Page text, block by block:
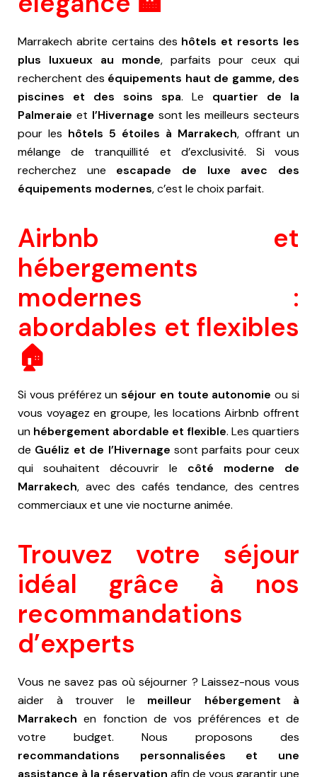
Marrakech abrite certains des hôtels et resorts les
plus luxueux au monde, parfaits pour ceux qui
recherchent des équipements haut de gamme, des
piscines et des soins spa. Le quartier de la
Palmeraie et l’Hivernage sont les meilleurs secteurs
pour les hôtels 5 étoiles à Marrakech, offrant un
mélange de tranquillité et d’exclusivité. Si vous
recherchez une escapade de luxe avec des
équipements modernes, c’est le choix parfait.
Airbnb et
hébergements
modernes :
abordables et flexibles
🏠
Si vous préférez unséjour en toute autonomie ou si
vous voyagez en groupe, les locations Airbnb offrent
un hébergement abordable et flexible. Les quartiers
de Guéliz et de l’Hivernage sont parfaits pour ceux
qui souhaitent découvrir le côté moderne de
Marrakech, avec des cafés tendance, des centres
commerciaux et une vie nocturne animée.
Trouvez votre séjour
idéal grâce à nos
recommandations
d’experts
Vous ne savez pas où séjourner ? Laissez-nous vous
aider à trouver le meilleur hébergement à
Marrakech en fonction de vos préférences et de
votre budget. Nous proposons des
recommandations personnalisées et une
assistance à la réservation afin de vous garantir une